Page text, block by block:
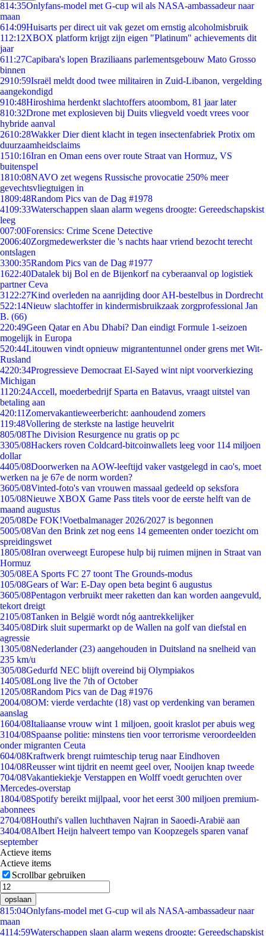
814:35Onlyfans-model met G-cup wil als NASA-ambassadeur naar
maan
614:09Huisarts per direct uit vak gezet om ernstig alcoholmisbruik
112:12XBOX platform krijgt zijn eigen "Platinum" achievements dit
jaar
611:27Capibara's lopen Braziliaans parlementsgebouw Mato Grosso
binnen
2910:59Israël meldt dood twee militairen in Zuid-Libanon, vergelding
aangekondigd
910:48Hiroshima herdenkt slachtoffers atoombom, 81 jaar later
810:32Drone met explosieven bij Duits vliegveld voedt vrees voor
hybride aanval
2610:28Wakker Dier dient klacht in tegen insectenfabriek Protix om
duurzaamheidsclaims
1510:16Iran en Oman eens over route Straat van Hormuz, VS
buitenspel
1810:08NAVO zet wegens Russische provocatie 250% meer
gevechtsvliegtuigen in
1809:48Random Pics van de Dag #1978
4109:33Waterschappen slaan alarm wegens droogte: Gereedschapskist
leeg
007:00Forensics: Crime Scene Detective
2006:40Zorgmedewerkster die 's nachts haar vriend bezocht terecht
ontslagen
3300:35Random Pics van de Dag #1977
1622:40Datalek bij Bol en de Bijenkorf na cyberaanval op logistiek
partner Ceva
31 22:27Kind overleden na aanrijding door AH-bestelbus in Dordrecht
522:14Nieuw slachtoffer in kindermisbruikzaak zorgprofessional Jan
B. (66)
220:49Geen Qatar en Abu Dhabi? Dan eindigt Formule 1-seizoen
mogelijk in Europa
520:44Litouwen vindt opnieuw migrantentunnel onder grens met Wit-
Rusland
4220:34Progressieve Democraat El-Sayed wint nipt voorverkiezing
Michigan
11 20:24Accell, moederbedrijf Sparta en Batavus, vraagt uitstel van
betaling aan
420:11 Zomervakantieweerbericht: aanhoudend zomers
119:48Vollering de sterkste na lastige heuvelrit
805/08The Division Resurgence nu gratis op pc
3305/08Hackers roven Coldcard-bitcoinwallets leeg voor 114 miljoen
dollar
4405/08Doorwerken na AOW-leeftijd vaker vastgelegd in cao's, moet
werken na je 67e de norm worden?
3605/08Vinted-foto's van vrouwen massaal gedeeld op seksfora
105/08Nieuwe XBOX Game Pass titels voor de eerste helft van de
maand augustus
205/08De FOK!Voetbalmanager 2026/2027 is begonnen
5005/08Van den Brink zet nog eens 14 gemeenten onder toezicht om
spreidingswet
1805/08Iran overweegt Europese hulp bij ruimen mijnen in Straat van
Hormuz
305/08EA Sports FC 27 toont The Grounds-modus
105/08Gears of War: E-Day open beta begint 6 augustus
3605/08Pentagon verbruikt meer raketten dan kan worden aangevuld,
tekort dreigt
2105/08Tanken in België wordt nóg aantrekkelijker
3405/08Dirk sluit supermarkt op de Wallen na golf van diefstal en
agressie
1305/08Nederlander (23) aangehouden in Duitsland na snelheid van
235 km/u
305/08Gedurfd NEC blijft overeind bij Olympiakos
1405/08Long live the 7th of October
1205/08Random Pics van de Dag #1976
2004/08OM: vierde verdachte (18) vast op verdenking van beramen
aanslag
1604/08Italiaanse vrouw wint 1 miljoen, gooit kraslot per abuis weg
3104/08Spaanse politie: minstens tien voor terrorisme veroordeelden
onder migranten Ceuta
604/08Kraftwerk brengt ruimteschip terug naar Eindhoven
104/08Reusser wint tijdrit en neemt geel over, Nooijen knap tweede
704/08Vakantiekiekje Verstappen en Wolff voedt geruchten over
Mercedes-overstap
1804/08Spotify bereikt mijlpaal, voor het eerst 300 miljoen premium-
abonnees
2704/08Houthi's vallen luchthaven Najran in Saoedi-Arabië aan
3404/08Albert Heijn halveert tempo van Koopzegels sparen vanaf
september
Actieve items
Actieve items
Scrollbar gebruiken
opslaan
815:04Onlyfans-model met G-cup wil als NASA-ambassadeur naar
maan
4114:59Waterschappen slaan alarm wegens droogte: Gereedschapskist